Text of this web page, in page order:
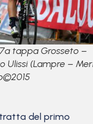
tappa Grosseto –
Ulissi (Lampre –
tratta del primo